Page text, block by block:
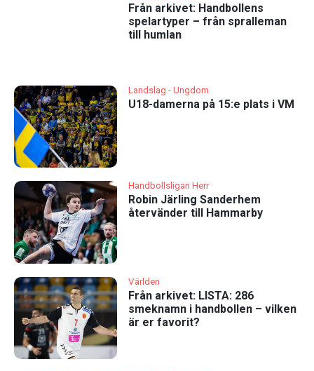
Från arkivet: Handbollens
spelartyper – från spralleman
till humlan
Landslag - Ungdom
U18-damerna på 15:e plats i VM
Handbollsligan Herr
Robin Järling Sanderhem
återvänder till Hammarby
Världen
Från arkivet: LISTA: 286
smeknamn i handbollen – vilken
är er favorit?